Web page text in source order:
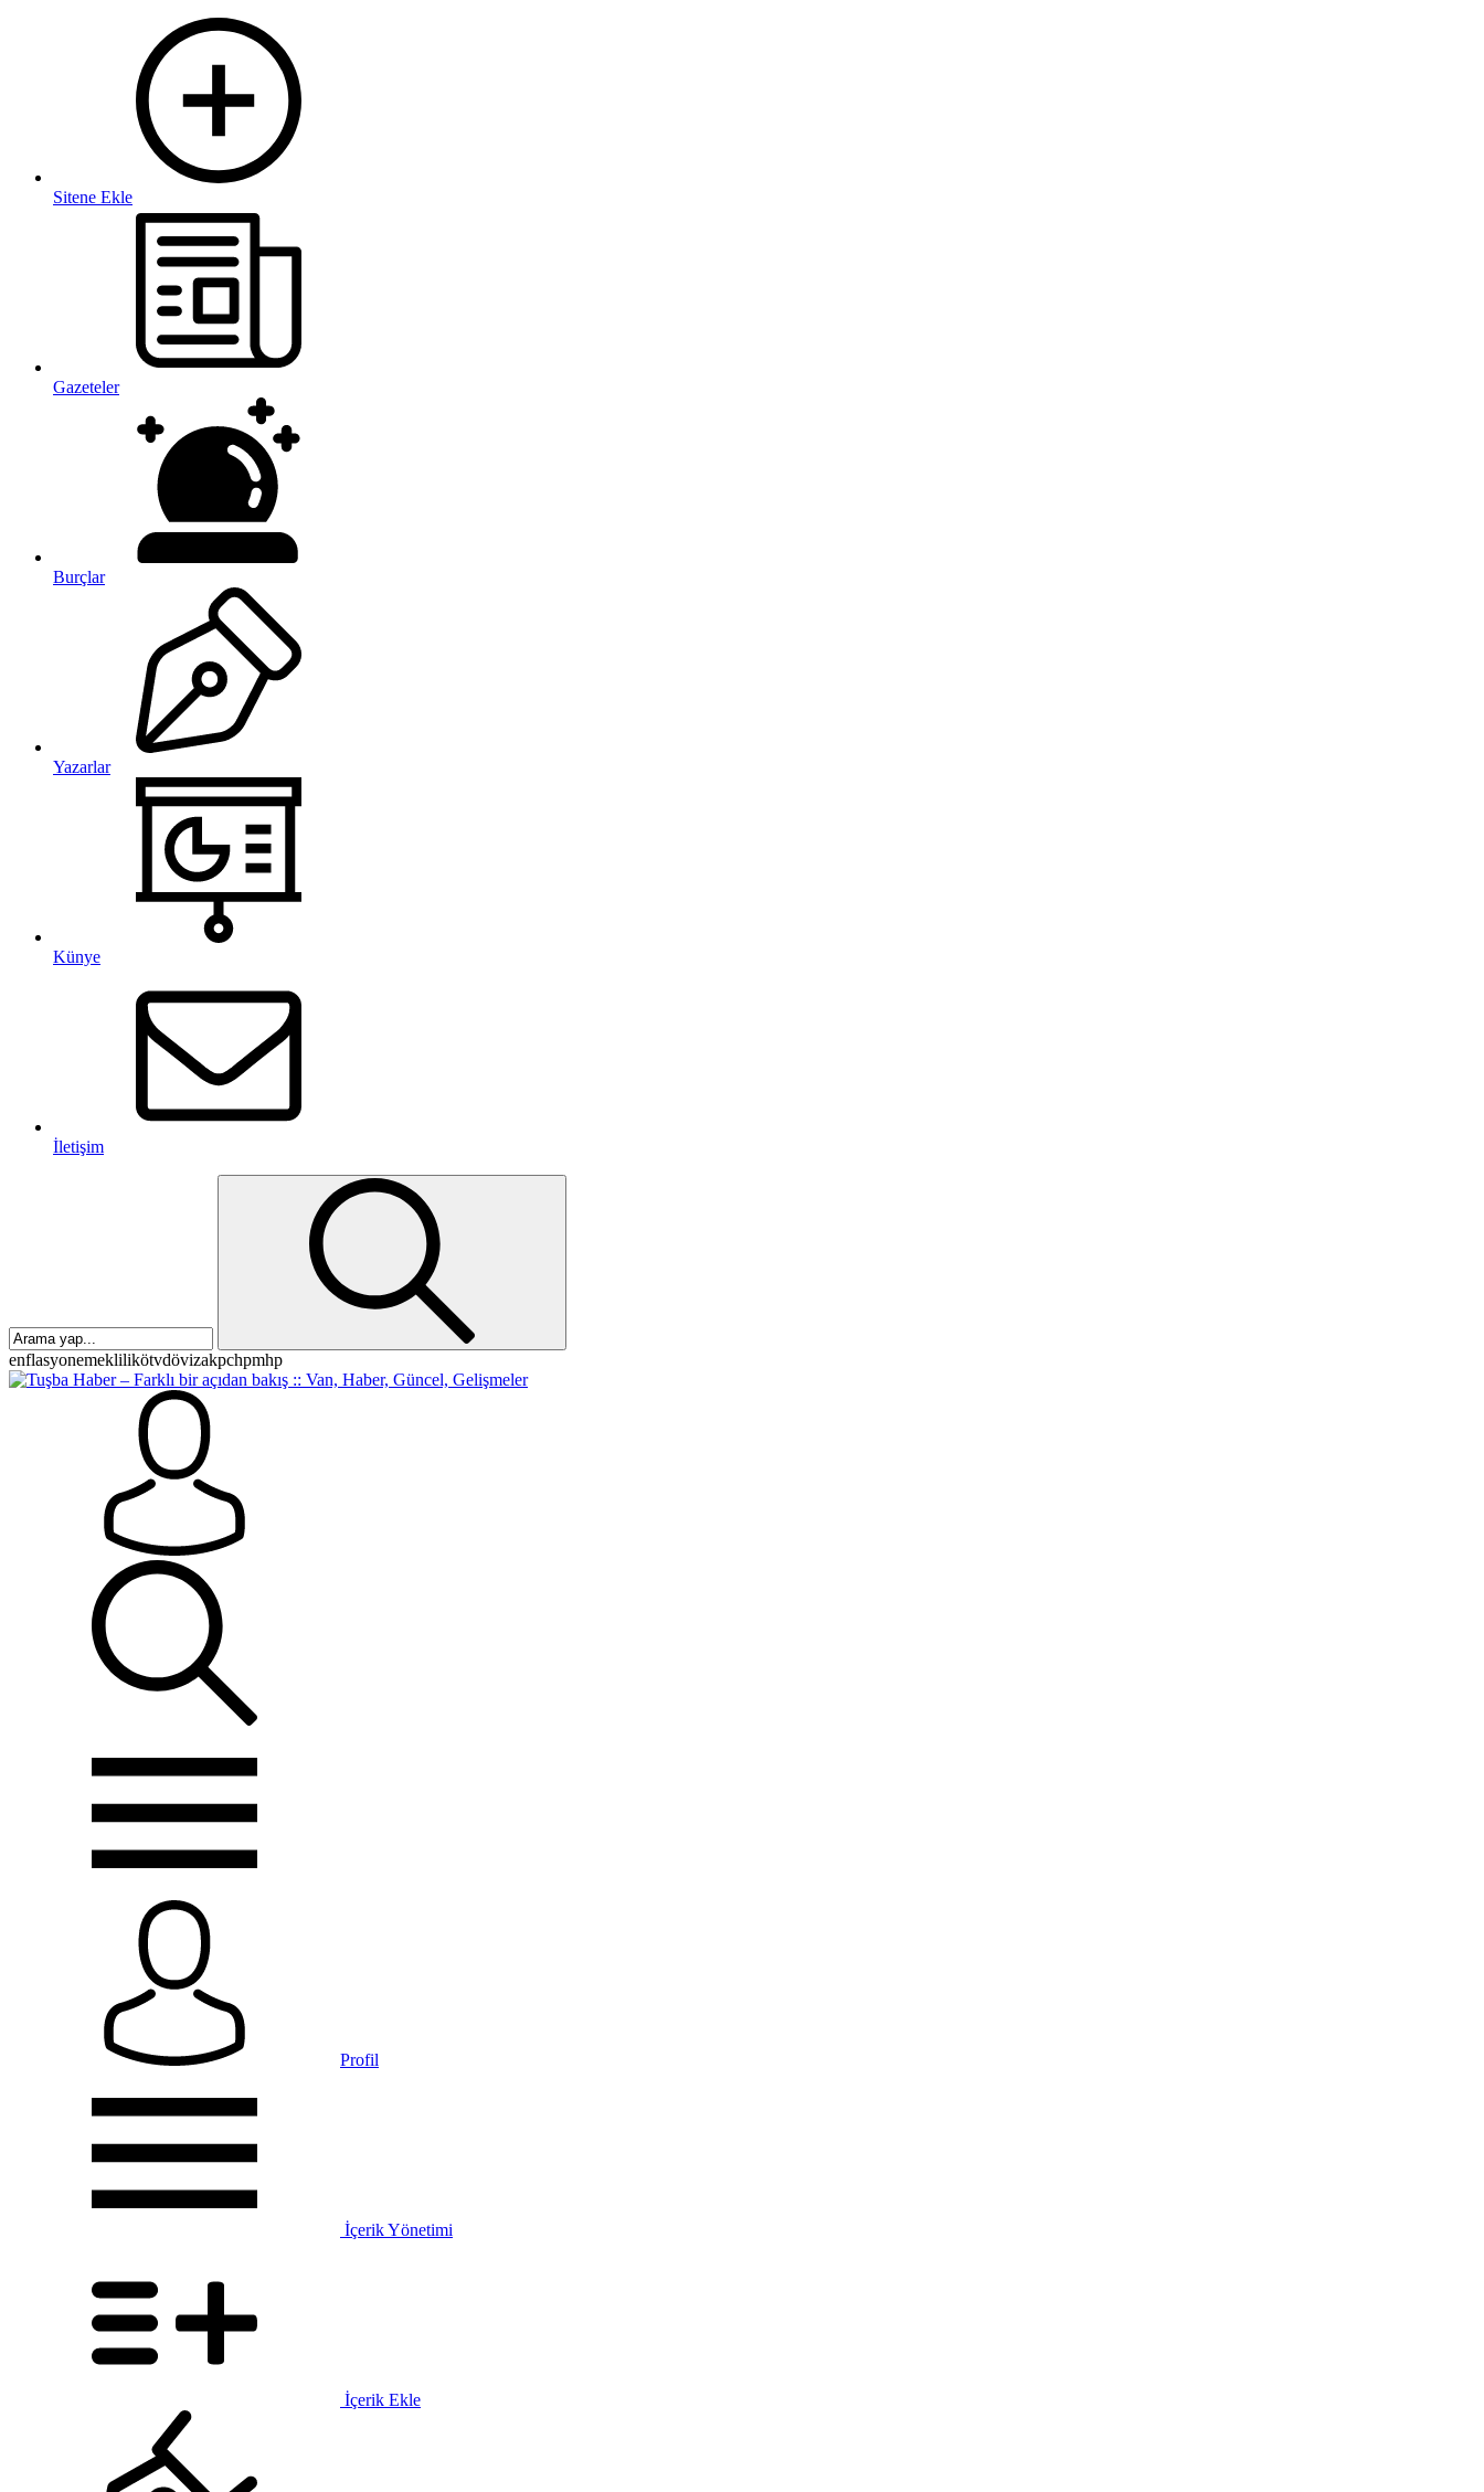
Sitene Ekle
Gazeteler
Burçlar
Yazarlar
Künye
İletişim
enflasyonemeklilikötvdövizakpchpmhp
Profil
İçerik Yönetimi
İçerik Ekle